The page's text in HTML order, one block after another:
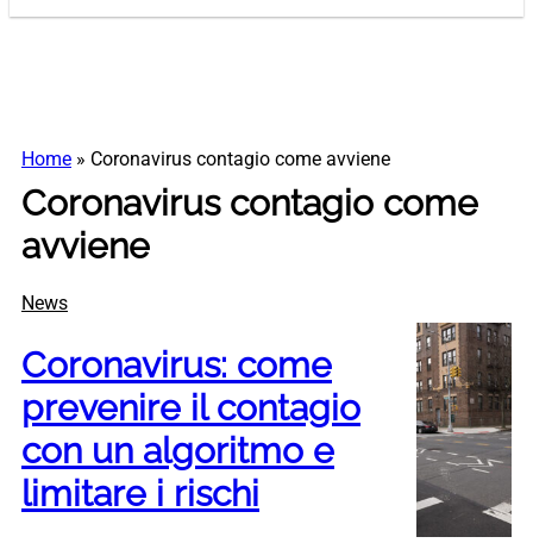
Home » Coronavirus contagio come avviene
Coronavirus contagio come
avviene
News
Coronavirus: come
prevenire il contagio
con un algoritmo e
limitare i rischi